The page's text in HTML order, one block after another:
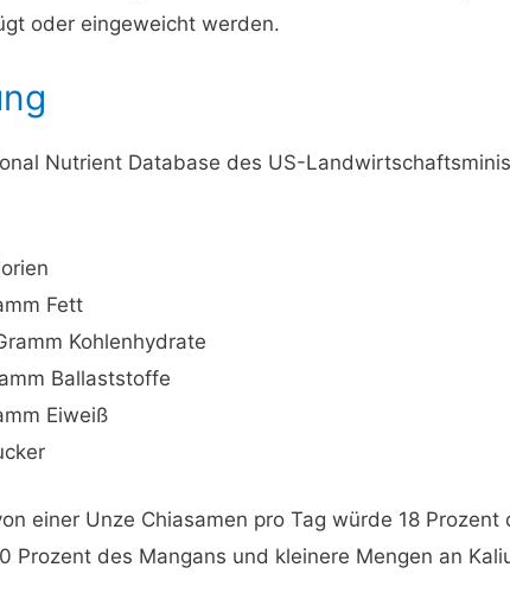
oder eingeweicht werden.
Nutrient Database des US-
Fett
Kohlenhydrate
Ballaststoffe
Eiweiß
einer Unze Chiasamen pro Tag würde 18
Prozent des Mangans und kleinere Mengen an